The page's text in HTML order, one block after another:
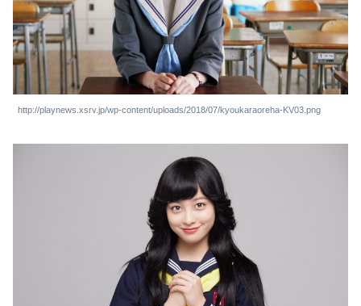
http://playnews.xsrv.jp/wp-content/uploads/2018/07/kyoukaraoreha-KV03.png